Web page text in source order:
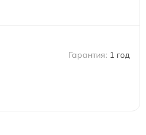
1 год